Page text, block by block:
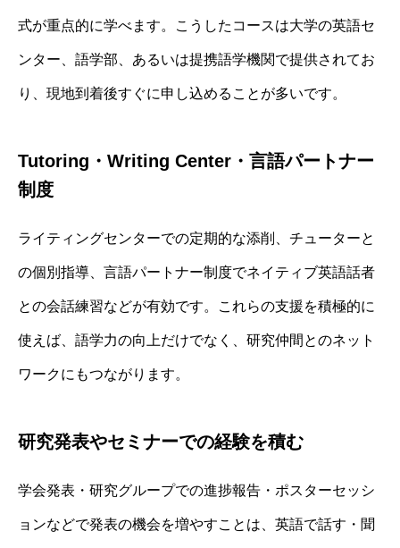
式が重点的に学べます。こうしたコースは大学の英語セ
ンター、語学部、あるいは提携語学機関で提供されてお
り、現地到着後すぐに申し込めることが多いです。
Tutoring・Writing Center・言語パートナー
制度
ライティングセンターでの定期的な添削、チューターと
の個別指導、言語パートナー制度でネイティブ英語話者
との会話練習などが有効です。これらの支援を積極的に
使えば、語学力の向上だけでなく、研究仲間とのネット
ワークにもつながります。
研究発表やセミナーでの経験を積む
学会発表・研究グループでの進捗報告・ポスターセッシ
ョンなどで発表の機会を増やすことは、英語で話す・聞